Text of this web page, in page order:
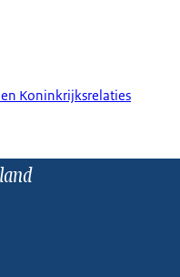
Koninkrijksrelaties